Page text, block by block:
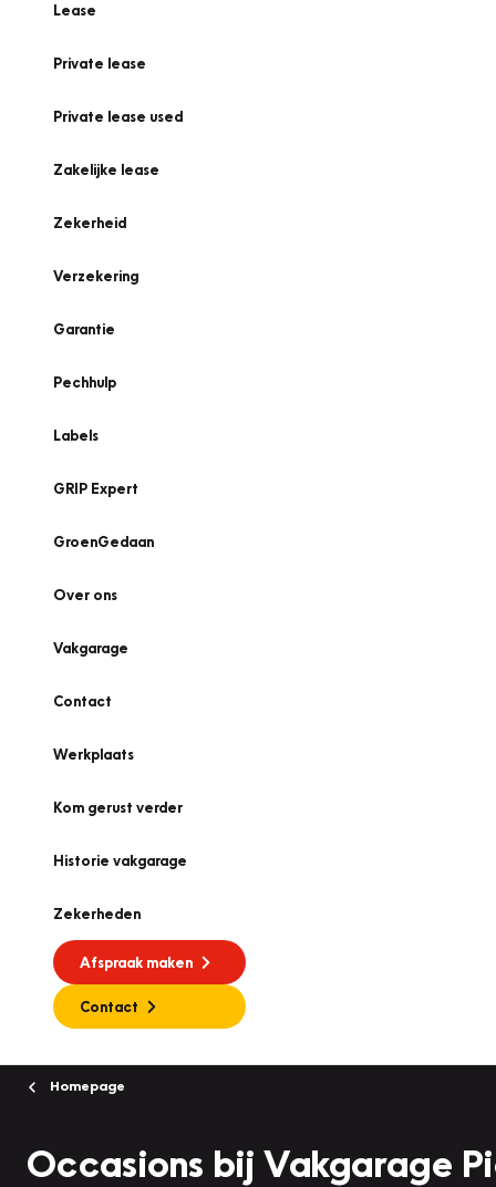
Lease
Private lease
Private lease used
Zakelijke lease
Zekerheid
Verzekering
Garantie
Pechhulp
Labels
GRIP Expert
GroenGedaan
Over ons
Vakgarage
Contact
Werkplaats
Kom gerust verder
Historie vakgarage
Zekerheden
Afspraak maken
Contact
Homepage
Occasions bij Vakgarage